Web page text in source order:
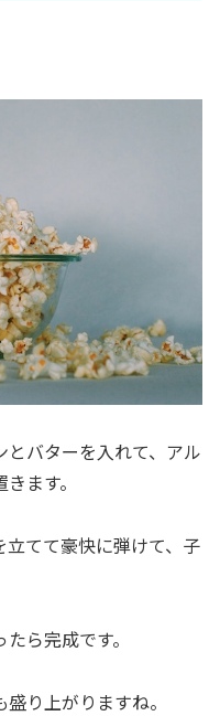
バターを入れて、アル
ます。
てて豪快に弾けて、子
ら完成です。
り上がりますね。